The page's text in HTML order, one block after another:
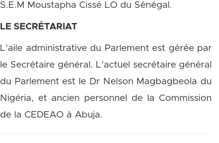
S.E.M Moustapha Cissé LO du Sénégal.
LE SECRÉTARIAT
L’aile administrative du Parlement est gérée par
le Secrétaire général. L’actuel secrétaire général
du Parlement est le Dr Nelson Magbagbeola du
Nigéria, et ancien personnel de la Commission
de la CEDEAO à Abuja.